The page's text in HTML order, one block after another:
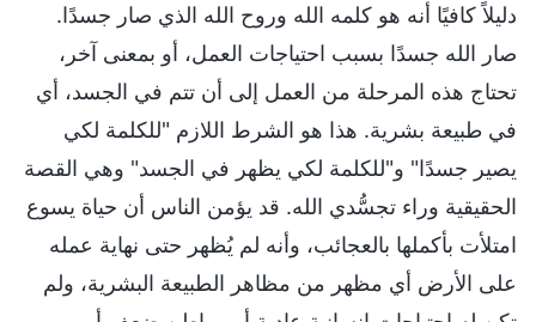
دليلاً كافيًا أنه هو كلمه الله وروح الله الذي صار جسدًا.
صار الله جسدًا بسبب احتياجات العمل، أو بمعنى آخر،
تحتاج هذه المرحلة من العمل إلى أن تتم في الجسد، أي
في طبيعة بشرية. هذا هو الشرط اللازم "للكلمة لكي
يصير جسدًا" و"للكلمة لكي يظهر في الجسد" وهي القصة
الحقيقية وراء تجسُّدي الله. قد يؤمن الناس أن حياة يسوع
امتلأت بأكملها بالعجائب، وأنه لم يُظهر حتى نهاية عمله
على الأرض أي مظهر من مظاهر الطبيعة البشرية، ولم